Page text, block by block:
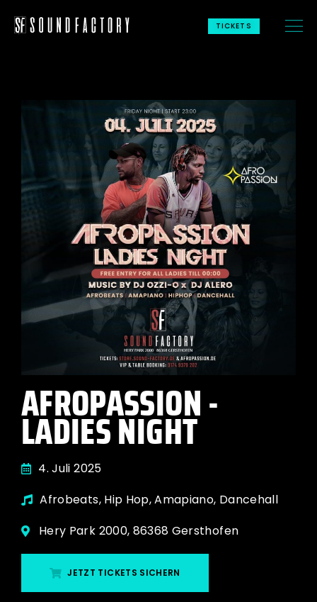
TICKETS
AFROPASSION -
LADIES NIGHT
4. Juli 2025
Afrobeats, Hip Hop, Amapiano, Dancehall
Hery Park 2000, 86368 Gersthofen
JETZT TICKETS SICHERN